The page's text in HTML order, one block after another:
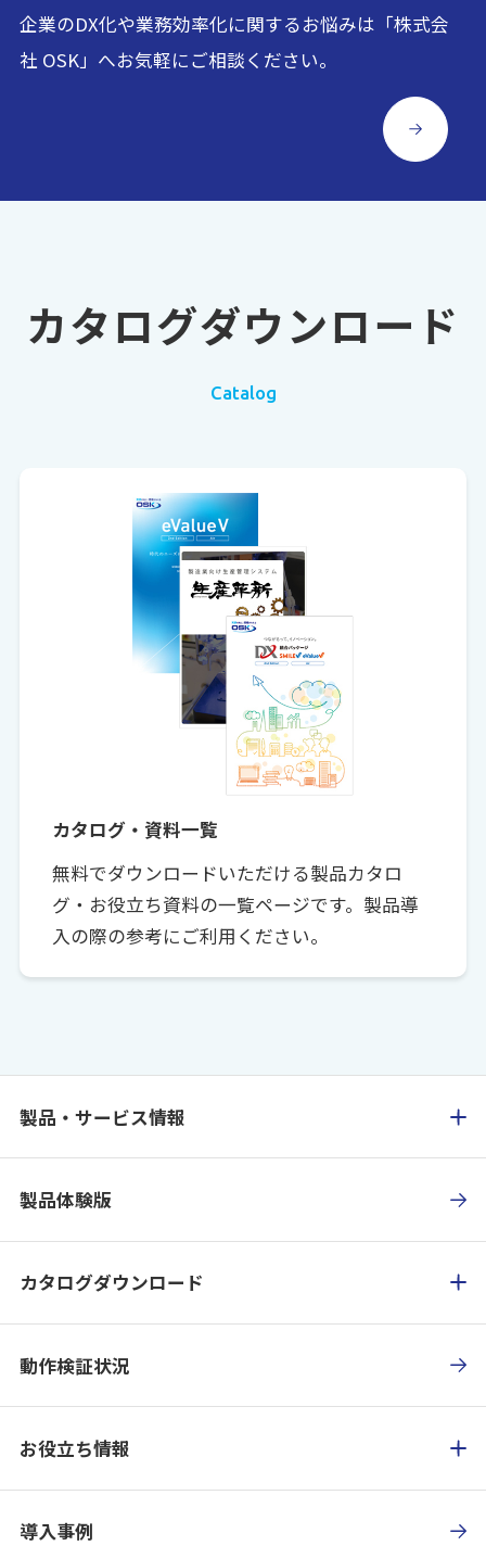
企業のDX化や業務効率化に関するお悩みは「株式会
社 OSK」へお気軽にご相談ください。
カタログダウンロード
Catalog
カタログ・資料一覧
無料でダウンロードいただける製品カタロ
グ・お役立ち資料の一覧ページです。製品導
入の際の参考にご利用ください。
製品・サービス情報
製品体験版
カタログダウンロード
動作検証状況
お役立ち情報
導入事例